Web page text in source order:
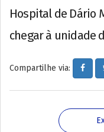
Hospital de Dário
chegar à unidade
Compartilhe via: